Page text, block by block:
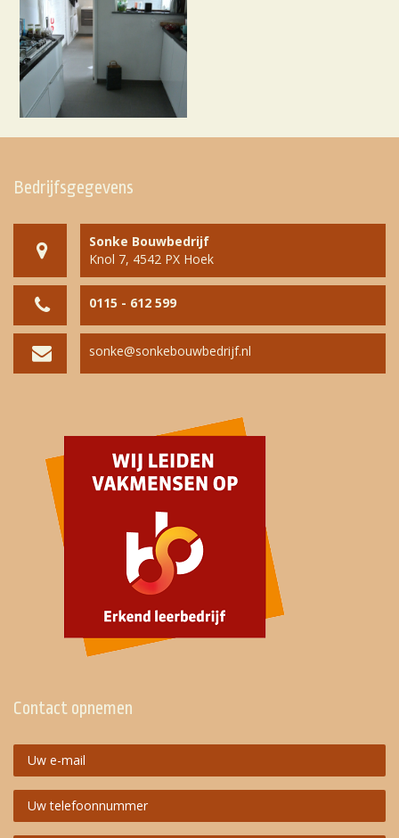
Bedrijfsgegevens
Sonke Bouwbedrijf
Knol 7, 4542 PX Hoek
0115 - 612 599
sonke@sonkebouwbedrijf.nl
Contact opnemen